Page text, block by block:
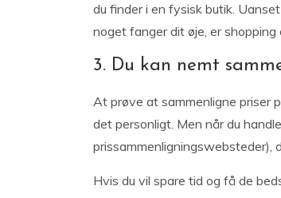
du finder i en fysisk butik.
noget fanger dit øje, er shopping
3. Du kan nemt
At prøve at sammenligne priser
det personligt. Men når du
prissammenligningswebsteder),
Hvis du vil spare tid og få de